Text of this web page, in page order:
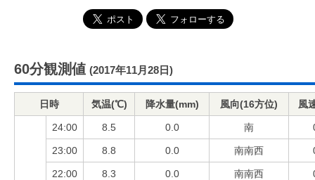
60分観測値 (2017年11月28日)
日時 気温(℃) 降水量(mm) 風向(16方位) 風
24:00 8.5 0.0 南
23:00 8.8 0.0 南南西
22:00 8.3 0.0 南南西